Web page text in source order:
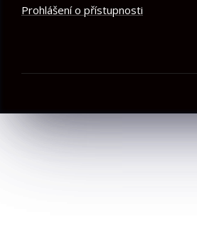
Prohlášení o přístupnosti